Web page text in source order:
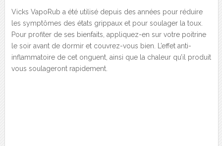
Vicks VapoRub a été utilisé depuis des années pour réduire
les symptômes des états grippaux et pour soulager la toux.
Pour profiter de ses bienfaits, appliquez-en sur votre poitrine
le soir avant de dormir et couvrez-vous bien. L’effet anti-
inflammatoire de cet onguent, ainsi que la chaleur qu’il produit
vous soulageront rapidement.